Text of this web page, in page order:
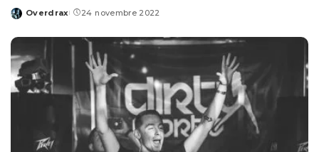
Posted
Overdrax 24 novembre 2022